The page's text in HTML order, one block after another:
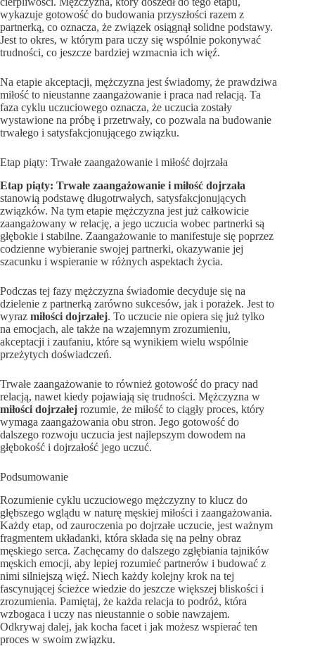
wykazuje gotowość do budowania przyszłości razem z
partnerką, co oznacza, że związek osiągnął solidne podstawy.
Jest to okres, w którym para uczy się wspólnie pokonywać
trudności, co jeszcze bardziej wzmacnia ich więź.
Na etapie akceptacji, mężczyzna jest świadomy, że prawdziwa
miłość to nieustanne zaangażowanie i praca nad relacją. Ta
faza cyklu uczuciowego oznacza, że uczucia zostały
wystawione na próbę i przetrwały, co pozwala na budowanie
trwałego i satysfakcjonującego związku.
Etap piąty: Trwałe zaangażowanie i miłość dojrzała
Etap piąty: Trwałe zaangażowanie i miłość dojrzała
stanowią podstawę długotrwałych, satysfakcjonujących
związków. Na tym etapie mężczyzna jest już całkowicie
zaangażowany w relację, a jego uczucia wobec partnerki są
głębokie i stabilne. Zaangażowanie to manifestuje się poprzez
codzienne wybieranie swojej partnerki, okazywanie jej
szacunku i wspieranie w różnych aspektach życia.
Podczas tej fazy mężczyzna świadomie decyduje się na
dzielenie z partnerką zarówno sukcesów, jak i porażek. Jest to
wyraz miłości dojrzałej. To uczucie nie opiera się już tylko
na emocjach, ale także na wzajemnym zrozumieniu,
akceptacji i zaufaniu, które są wynikiem wielu wspólnie
przeżytych doświadczeń.
Trwałe zaangażowanie to również gotowość do pracy nad
relacją, nawet kiedy pojawiają się trudności. Mężczyzna w
miłości dojrzałej rozumie, że miłość to ciągły proces, który
wymaga zaangażowania obu stron. Jego gotowość do
dalszego rozwoju uczucia jest najlepszym dowodem na
głębokość i dojrzałość jego uczuć.
Podsumowanie
Rozumienie cyklu uczuciowego mężczyzny to klucz do
głębszego wglądu w naturę męskiej miłości i zaangażowania.
Każdy etap, od zauroczenia po dojrzałe uczucie, jest ważnym
fragmentem układanki, która składa się na pełny obraz
męskiego serca. Zachęcamy do dalszego zgłębiania tajników
męskich emocji, aby lepiej rozumieć partnerów i budować z
nimi silniejszą więź. Niech każdy kolejny krok na tej
fascynującej ścieżce wiedzie do jeszcze większej bliskości i
zrozumienia. Pamiętaj, że każda relacja to podróż, która
wzbogaca i uczy nas nieustannie o sobie nawzajem.
Odkrywaj dalej, jak kocha facet i jak możesz wspierać ten
proces w swoim związku.